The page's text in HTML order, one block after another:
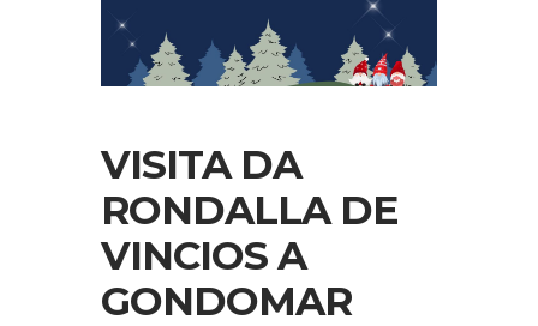
VISITA DA
RONDALLA DE
VINCIOS A
GONDOMAR